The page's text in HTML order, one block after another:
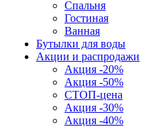
Спальня
Гостиная
Ванная
Бутылки для воды
Акции и распродажи
Акция -20%
Акция -50%
СТОП-цена
Акция -30%
Акция -40%